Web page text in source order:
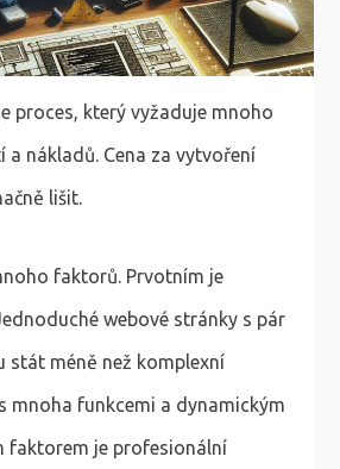
proces, který vyžaduje mnoho
a nákladů. Cena za vytvoření
lišit.
faktorů. Prvotním je
webové stránky s pár
stát méně než komplexní
mnoha funkcemi a dynamickým
faktorem je profesionální